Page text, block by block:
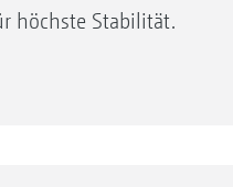
höchste Stabilität.